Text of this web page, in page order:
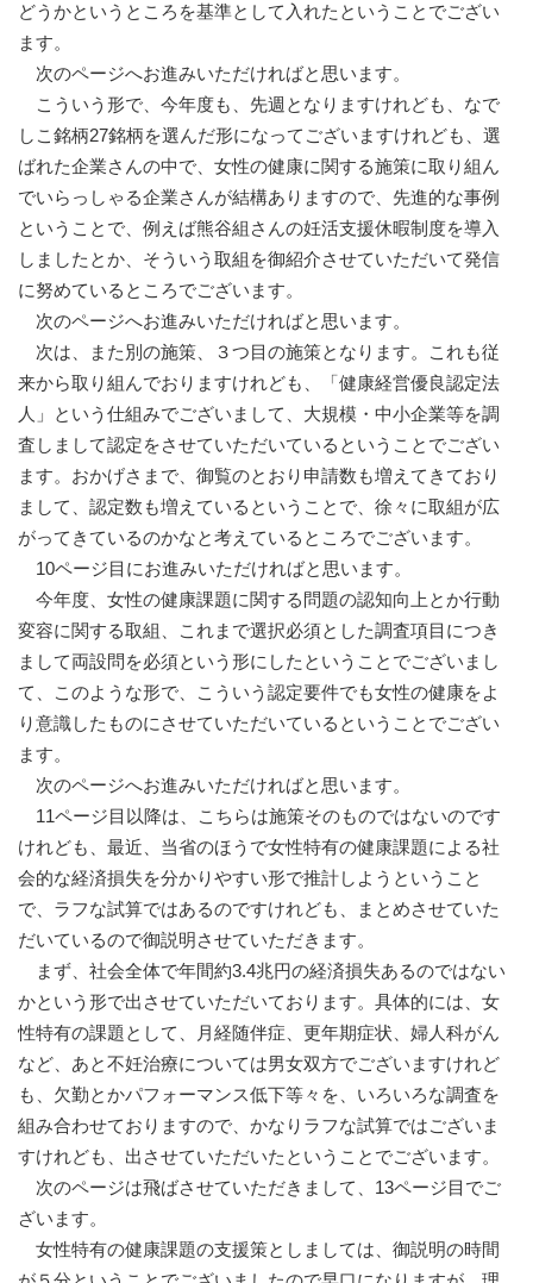
どうかというところを基準として入れたということでござい
ます。
次のページへお進みいただければと思います。
こういう形で、今年度も、先週となりますけれども、なで
しこ銘柄27銘柄を選んだ形になってございますけれども、選
ばれた企業さんの中で、女性の健康に関する施策に取り組ん
でいらっしゃる企業さんが結構ありますので、先進的な事例
ということで、例えば熊谷組さんの妊活支援休暇制度を導入
しましたとか、そういう取組を御紹介させていただいて発信
に努めているところでございます。
次のページへお進みいただければと思います。
次は、また別の施策、３つ目の施策となります。これも従
来から取り組んでおりますけれども、「健康経営優良認定法
人」という仕組みでございまして、大規模・中小企業等を調
査しまして認定をさせていただいているということでござい
ます。おかげさまで、御覧のとおり申請数も増えてきており
まして、認定数も増えているということで、徐々に取組が広
がってきているのかなと考えているところでございます。
10ページ目にお進みいただければと思います。
今年度、女性の健康課題に関する問題の認知向上とか行動
変容に関する取組、これまで選択必須とした調査項目につき
まして両設問を必須という形にしたということでございまし
て、このような形で、こういう認定要件でも女性の健康をよ
り意識したものにさせていただいているということでござい
ます。
次のページへお進みいただければと思います。
11ページ目以降は、こちらは施策そのものではないのです
けれども、最近、当省のほうで女性特有の健康課題による社
会的な経済損失を分かりやすい形で推計しようということ
で、ラフな試算ではあるのですけれども、まとめさせていた
だいているので御説明させていただきます。
まず、社会全体で年間約3.4兆円の経済損失あるのではない
かという形で出させていただいております。具体的には、女
性特有の課題として、月経随伴症、更年期症状、婦人科がん
など、あと不妊治療については男女双方でございますけれど
も、欠勤とかパフォーマンス低下等々を、いろいろな調査を
組み合わせておりますので、かなりラフな試算ではございま
すけれども、出させていただいたということでございます。
次のページは飛ばさせていただきまして、13ページ目でご
ざいます。
女性特有の健康課題の支援策としましては、御説明の時間